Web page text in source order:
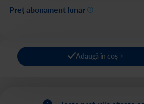
Preț abonament lunar
Adaugă în coș